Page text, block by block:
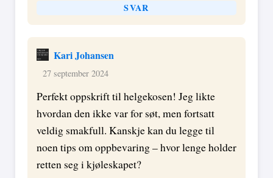
SVAR
Kari Johansen
27 september 2024
Perfekt oppskrift til helgekosen! Jeg likte
hvordan den ikke var for søt, men fortsatt
veldig smakfull. Kanskje kan du legge til
noen tips om oppbevaring – hvor lenge holder
retten seg i kjøleskapet?